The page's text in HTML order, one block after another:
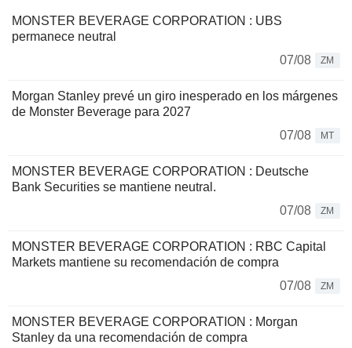
MONSTER BEVERAGE CORPORATION : UBS
permanece neutral
07/08
ZM
Morgan Stanley prevé un giro inesperado en los márgenes
de Monster Beverage para 2027
07/08
MT
MONSTER BEVERAGE CORPORATION : Deutsche
Bank Securities se mantiene neutral.
07/08
ZM
MONSTER BEVERAGE CORPORATION : RBC Capital
Markets mantiene su recomendación de compra
07/08
ZM
MONSTER BEVERAGE CORPORATION : Morgan
Stanley da una recomendación de compra